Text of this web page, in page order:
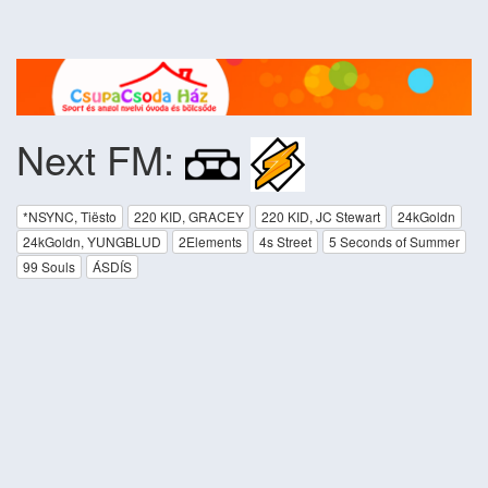
Next FM:
*NSYNC, Tiësto 220 KID, GRACEY 220 KID, JC Stewart
24kGoldn
24kGoldn, YUNGBLUD
2Elements 4s Street
5 Seconds of Summer
99 Souls
ÁSDÍS